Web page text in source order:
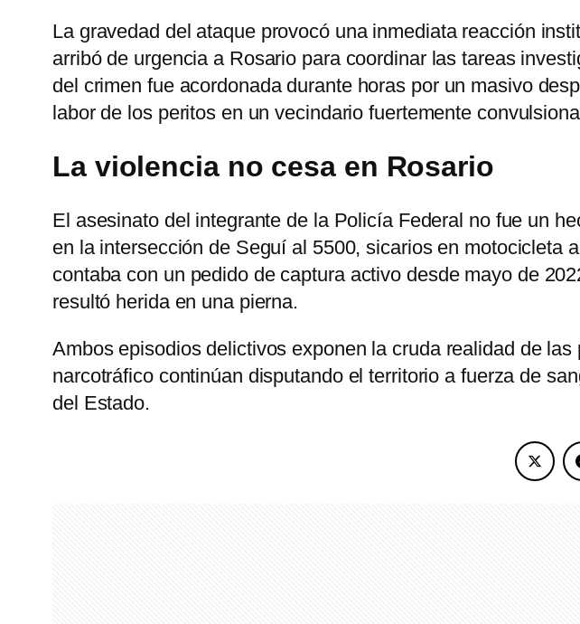
La gravedad del ataque provocó una inmediata reacción
arribó de urgencia a Rosario para coordinar las tareas
del crimen fue acordonada durante horas por un masivo
labor de los peritos en un vecindario fuertemente
La violencia no cesa en Rosario
El asesinato del integrante de la Policía Federal no fue un
en la intersección de Seguí al 5500, sicarios en motocicleta
contaba con un pedido de captura activo desde mayo de
resultó herida en una pierna.
Ambos episodios delictivos exponen la cruda realidad de
narcotráfico continúan disputando el territorio a fuerza de
del Estado.